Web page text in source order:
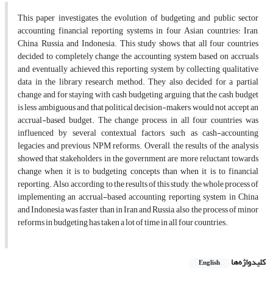
This paper investigates the evolution of budgeting and public sector
accounting financial reporting systems in four Asian countries: Iran,
China, Russia, and Indonesia. This study shows that all four countries
decided to completely change the accounting system based on accruals
and eventually achieved this reporting system by collecting qualitative
data in the library research method. They also decided for a partial
change and for staying with cash budgeting arguing that the cash budget
is less ambiguous and that political decision-makers would not accept an
accrual-based budget. The change process in all four countries was
influenced by several contextual factors, such as cash-accounting
legacies and previous NPM reforms. Overall, the results of the analysis
showed that stakeholders in the government are more reluctant towards
change when it is to budgeting concepts than when it is to financial
reporting. Also, according to the results of this study, the whole process of
implementing an accrual-based accounting reporting system in China
and Indonesia was faster than in Iran and Russia, also the process of minor
reforms in budgeting has taken a lot of time in all four countries.
کلیدواژه‌ها English